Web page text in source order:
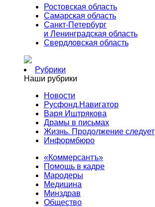
Ростовская область
Самарская область
Санкт-Петербург
и Ленинградская область
Свердловская область
Рубрики
Наши рубрики
Новости
Русфонд.Навигатор
Варя Иштрякова
Драмы в письмах
Жизнь. Продолжение следует
Информбюро
«Коммерсантъ»
Помощь в кадре
Мародеры
Медицина
Минздрав
Общество